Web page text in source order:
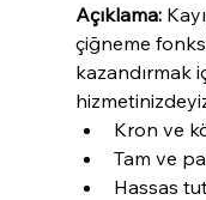
Açıklama:
çiğneme
kazandırmak
Kron ve
Tam ve
Hassas